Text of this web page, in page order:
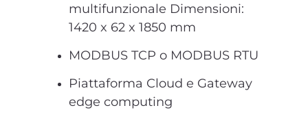
multifunzionale Dimensioni:
1420 x 62 x 1850 mm
MODBUS TCP o MODBUS RTU
Piattaforma Cloud e Gateway
edge computing